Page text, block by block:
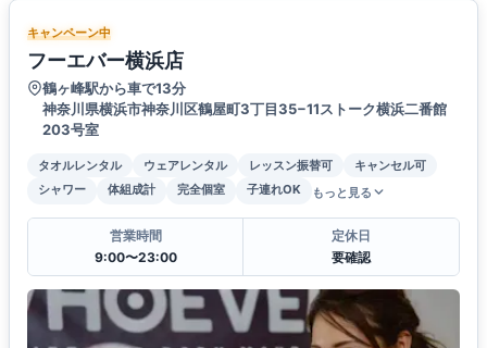
キャンペーン中
フーエバー横浜店
鶴ヶ峰駅から車で13分
神奈川県横浜市神奈川区鶴屋町3丁目35−11ストーク横浜二番館
203号室
タオルレンタル ウェアレンタル レッスン振替可
キャンセル可
シャワー
体組成計 完全個室 子連れOK もっと見る
営業時間
9:00〜23:00
定休日
要確認